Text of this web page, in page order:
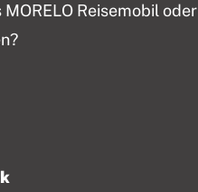
Reisemobil oder